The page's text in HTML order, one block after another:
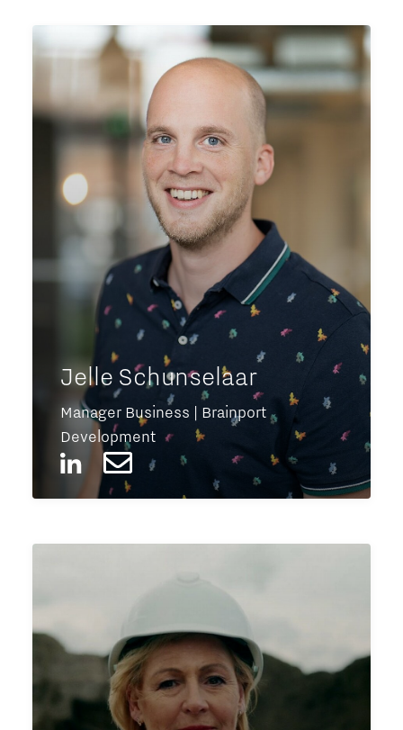
Jelle Schunselaar
Manager Business | Brainport
Development